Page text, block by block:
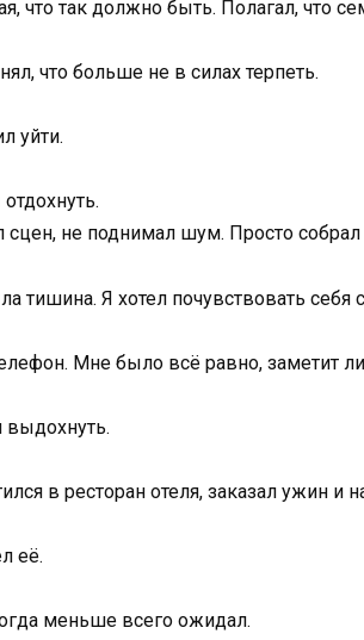
что так должно быть. Полагал, что
что больше не в силах терпеть.
уйти.
сцен, не поднимал шум. Просто
тишина. Я хотел почувствовать
Мне было всё равно, заметит ли
выдохнуть.
в ресторан отеля, заказал ужин
её.
меньше всего ожидал.